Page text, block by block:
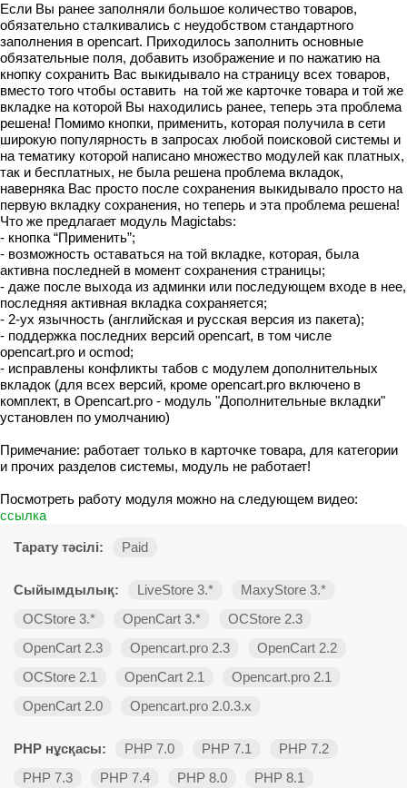
Если Вы ранее заполняли большое количество товаров,
обязательно сталкивались с неудобством стандартного
заполнения в opencart. Приходилось заполнить основные
обязательные поля, добавить изображение и по нажатию на
кнопку сохранить Вас выкидывало на страницу всех товаров,
вместо того чтобы оставить на той же карточке товара и той же
вкладке на которой Вы находились ранее, теперь эта проблема
решена! Помимо кнопки, применить, которая получила в сети
широкую популярность в запросах любой поисковой системы и
на тематику которой написано множество модулей как платных,
так и бесплатных, не была решена проблема вкладок,
наверняка Вас просто после сохранения выкидывало просто на
первую вкладку сохранения, но теперь и эта проблема решена!
Что же предлагает модуль Magictabs:
- кнопка “Применить”;
- возможность оставаться на той вкладке, которая, была
активна последней в момент сохранения страницы;
- даже после выхода из админки или последующем входе в нее,
последняя активная вкладка сохраняется;
- 2-ух язычность (английская и русская версия из пакета);
- поддержка последних версий opencart, в том числе
opencart.pro и ocmod;
- исправлены конфликты табов с модулем дополнительных
вкладок (для всех версий, кроме opencart.pro включено в
комплект, в Opencart.pro - модуль "Дополнительные вкладки"
установлен по умолчанию)
Примечание: работает только в карточке товара, для категории
и прочих разделов системы, модуль не работает!
Посмотреть работу модуля можно на следующем видео:
ссылка
Тарату тәсілі: Paid
Сыйымдылық: LiveStore 3.*
MaxyStore 3.*
OCStore 3.*
OpenCart 3.*
OCStore 2.3
OpenCart 2.3
Opencart.pro 2.3
OpenCart 2.2
OCStore 2.1
OpenCart 2.1
Opencart.pro 2.1
OpenCart 2.0
Opencart.pro 2.0.3.х
PHP нұсқасы: PHP 7.0 PHP 7.1
PHP 7.2
PHP 7.3
PHP 7.4 PHP 8.0 PHP 8.1